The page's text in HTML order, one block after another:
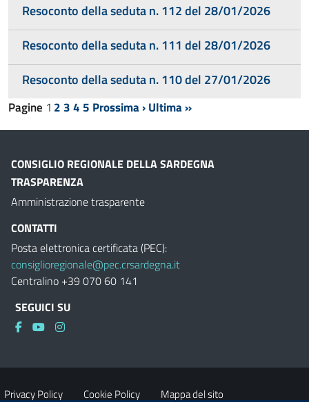
Resoconto della seduta n. 112 del 28/01/2026
Resoconto della seduta n. 111 del 28/01/2026
Resoconto della seduta n. 110 del 27/01/2026
Pagine 1 2 34 5 Prossima ›Ultima »
CONSIGLIO REGIONALE DELLA SARDEGNA
TRASPARENZA
Amministrazione trasparente
CONTATTI
Posta elettronica certificata (PEC):
consiglioregionale@pec.crsardegna.it
Centralino +39 070 60 141
SEGUICI SU
Privacy Policy Cookie Policy Mappa del sito